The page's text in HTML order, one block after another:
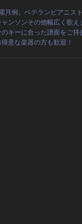
月例。ベテランピアニス
ンソンその他幅広く歌え
キーに合った譜面をご持
意な楽器の方も歓迎！